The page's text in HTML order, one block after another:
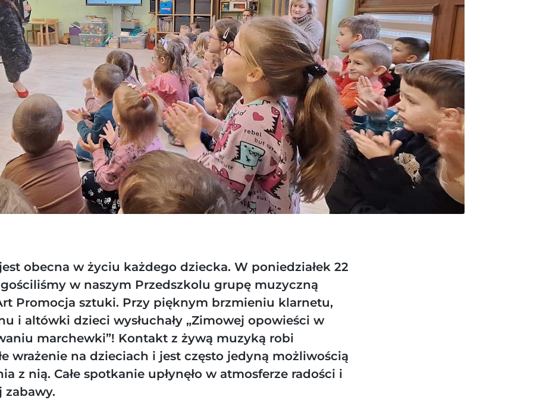
obecna w życiu każdego dziecka. W poniedziałek 22
w naszym Przedszkolu grupę muzyczną
Promocja sztuki. Przy pięknym brzmieniu klarnetu,
i altówki dzieci wysłuchały „Zimowej opowieści w
marchewki”! Kontakt z żywą muzyką robi
wrażenie na dzieciach i jest często jedyną możliwością
z nią. Całe spotkanie upłynęło w atmosferze radości i
zabawy.